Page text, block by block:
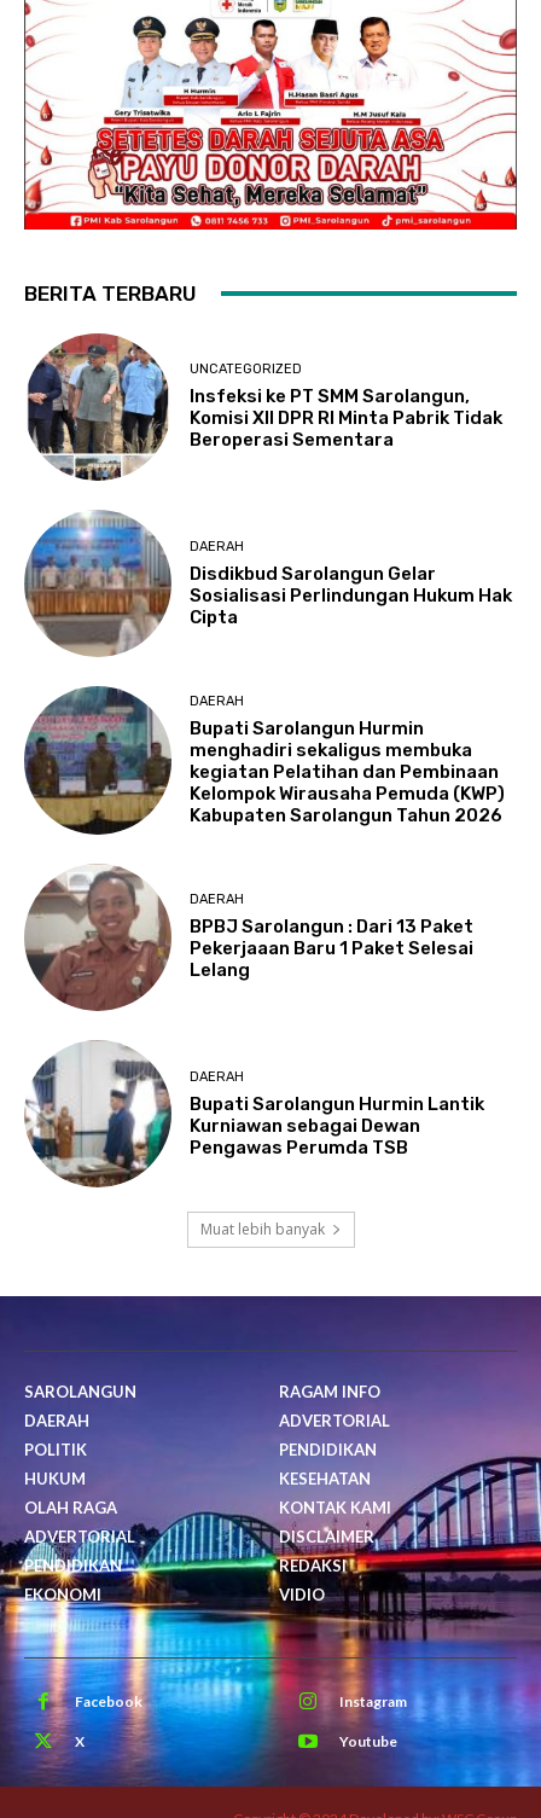
BERITA TERBARU
UNCATEGORIZED
Insfeksi ke PT SMM Sarolangun,
Komisi XII DPR RI Minta Pabrik Tidak
Beroperasi Sementara
DAERAH
Disdikbud Sarolangun Gelar
Sosialisasi Perlindungan Hukum Hak
Cipta
DAERAH
Bupati Sarolangun Hurmin
menghadiri sekaligus membuka
kegiatan Pelatihan dan Pembinaan
Kelompok Wirausaha Pemuda (KWP)
Kabupaten Sarolangun Tahun 2026
DAERAH
BPBJ Sarolangun : Dari 13 Paket
Pekerjaaan Baru 1 Paket Selesai
Lelang
DAERAH
Bupati Sarolangun Hurmin Lantik
Kurniawan sebagai Dewan
Pengawas Perumda TSB
Muat lebih banyak
SAROLANGUN
DAERAH
POLITIK
HUKUM
OLAH RAGA
ADVERTORIAL
PENDIDIKAN
EKONOMI
RAGAM INFO
ADVERTORIAL
PENDIDIKAN
KESEHATAN
KONTAK KAMI
DISCLAIMER
REDAKSI
VIDIO
Facebook Instagram
X Youtube